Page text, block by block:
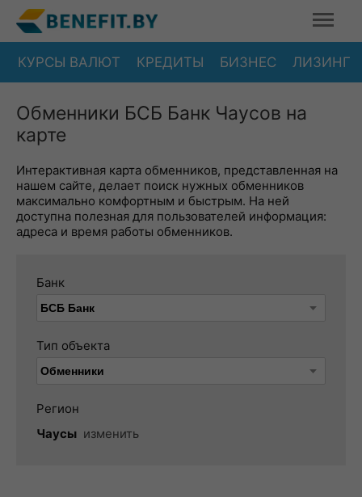
КУРСЫ ВАЛЮТ КРЕДИТЫ БИЗНЕС ЛИЗИНГ
Обменники БСБ Банк Чаусов на
карте
Интерактивная карта обменников, представленная на
нашем сайте, делает поиск нужных обменников
максимально комфортным и быстрым. На ней
доступна полезная для пользователей информация:
адреса и время работы обменников.
Банк
Тип объекта
Регион
Чаусы изменить